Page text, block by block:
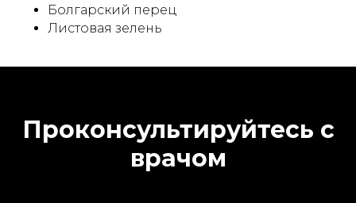
Болгарский перец
Листовая зелень
Проконсультируйтесь с
врачом